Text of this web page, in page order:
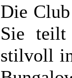
Die
Sie teilt
stilvoll in